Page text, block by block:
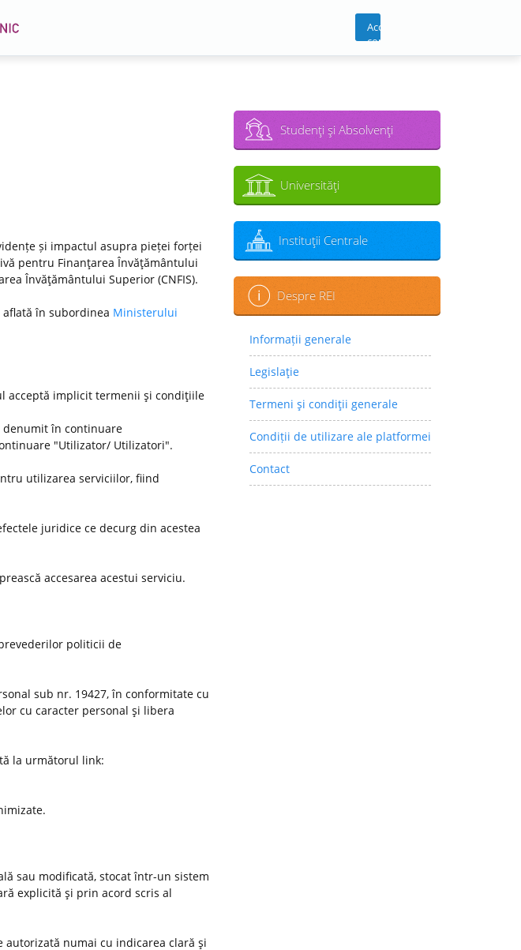
Acces
cont
și impactul asupra pieței forței
pentru Finanţarea Învăţământului
Învăţământului Superior (CNFIS).
în subordinea Ministerului
acceptă implicit termenii şi condiţiile
în continuare
"Utilizator/ Utilizatori".
utilizarea serviciilor, fiind
juridice ce decurg din acestea
accesarea acestui serviciu.
politicii de
sub nr. 19427, în conformitate cu
cu caracter personal şi libera
la următorul link:
sau modificată, stocat într-un sistem
explicită şi prin acord scris al
numai cu indicarea clară şi
Studenţi şi Absolvenţi
Universităţi
Instituţii Centrale
Despre REI
Informații generale
Legislaţie
Termeni şi condiţii generale
Condiții de utilizare ale platformei
Contact